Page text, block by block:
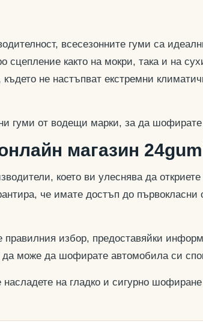
всесезонните гуми са
както на мокри, така и на
не настъпват екстремни
гуми от водещи марки, за да шофирате
магазин
което ви улеснява да
че имате достъп до
избор, предоставяйки
да може да шофирате автомобила си
на гладко и сигурно